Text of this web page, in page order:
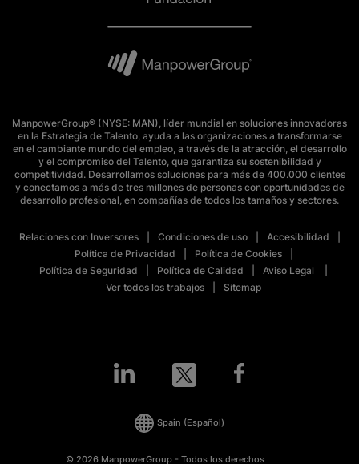
ManpowerGroup® (NYSE: MAN), líder mundial en soluciones innovadoras
en la Estrategia de Talento, ayuda a las organizaciones a transformarse
en el cambiante mundo del empleo, a través de la atracción, el desarrollo
y el compromiso del Talento, que garantiza su sostenibilidad y
competitividad. Desarrollamos soluciones para más de 400.000 clientes
y conectamos a más de tres millones de personas con oportunidades de
desarrollo profesional, en compañías de todos los tamaños y sectores.
Relaciones con Inversores Condiciones de uso
Accesibilidad
Política de Privacidad
Política de Cookies
Política de Seguridad
Política de Calidad
Aviso Legal
Ver todos los trabajos
Sitemap
© 2026 ManpowerGroup - Todos los derechos
Spain (Español)